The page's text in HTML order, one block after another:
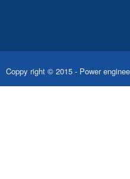
Coppy right © 2015 - Power